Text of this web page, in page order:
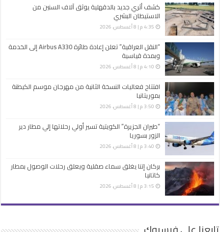
كشف أثري جديد بالدقهلية يوثق آلاف السنين من
الاستيطان البشري
4:35 م | 8 أغسطس، 2026
“النقل العراقية” تعلن إعادة طائرة Airbus A330 إلى الخدمة
وبمدة قياسية
4:10 م | 8 أغسطس، 2026
افتتاح فعاليات النسخة الثانية من مهرجان موسم الكيطنة
بموريتانيا
3:50 م | 8 أغسطس، 2026
“طيران الجزيرة” الكويتية تسير أولي رحلاتها إلي مطار دير
الزور بسوريا
3:40 م | 8 أغسطس، 2026
بركان إتنا يغلق سماء صقلية ويعلق رحلات الوصول بمطار
كاتانيا
3:15 م | 8 أغسطس، 2026